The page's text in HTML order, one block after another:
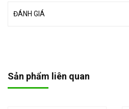
ĐÁNH GIÁ
Sản phẩm liên quan